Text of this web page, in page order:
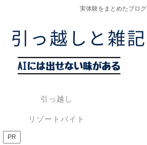
実体験をまとめたブログ
引っ越し
リゾートバイト
PR